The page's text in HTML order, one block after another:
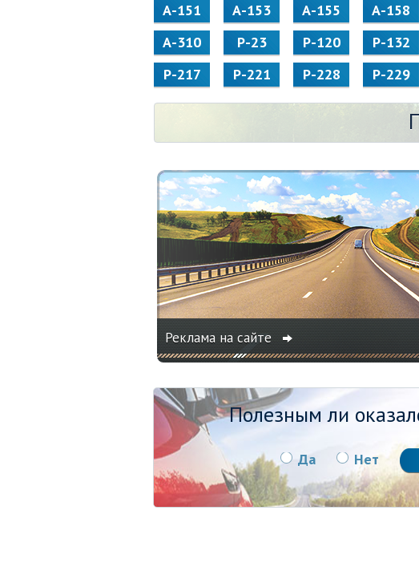
А-151
А-153 А-155 А-158
А-310
Р-23 Р-120 Р-132
Р-217
Р-221 Р-228 Р-229
Реклама на сайте
Полезным ли
Да Нет